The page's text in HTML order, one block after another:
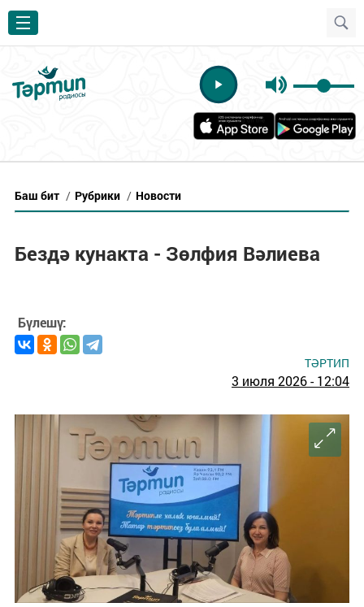
Баш бит / Рубрики / Новости
Бездә кунакта - Зөлфия Вәлиева
Бүлешү:
ТӘРТИП
3 июля 2026 - 12:04